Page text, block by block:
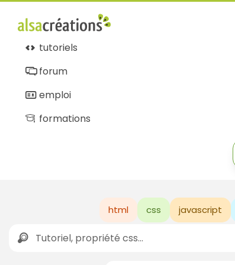
tutoriels
forum
emploi
formations
html css javascript